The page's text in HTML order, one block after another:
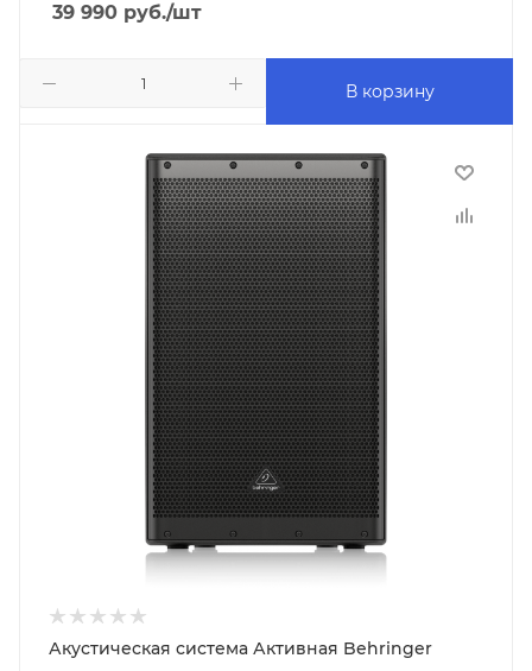
39 990 руб./шт
В корзину
Акустическая система Активная Behringer